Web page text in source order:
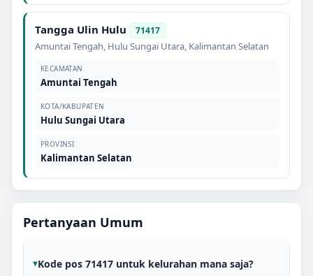
Tangga Ulin Hulu 71417
Amuntai Tengah, Hulu Sungai Utara, Kalimantan Selatan
KECAMATAN
Amuntai Tengah
KOTA/KABUPATEN
Hulu Sungai Utara
PROVINSI
Kalimantan Selatan
Pertanyaan Umum
Kode pos 71417 untuk kelurahan mana saja?